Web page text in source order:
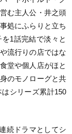
む主人公・井之頭
処にふらりと立ち
1話完結で淡々と
流行りの店ではな
堂や個人店がほと
のモノローグと共
シリーズ累計150
続ドラマとしてシ